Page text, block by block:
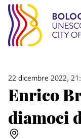
22 dicembre 2022,
Enrico
diamoci